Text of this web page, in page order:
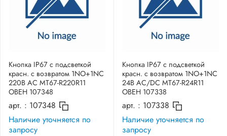
Кнопка IP67 с подсветкой
красн. с возвратом 1NO+1NC
220В AC MT67-R220R11
ОВЕН 107348
арт. : 107348
Наличие уточняется по
запросу
Кнопка IP67 с подсветкой
красн. с возвратом 1NO+1NC
24В AC/DC MT67-R24R11
ОВЕН 107338
арт. : 107338
Наличие уточняется по
запросу